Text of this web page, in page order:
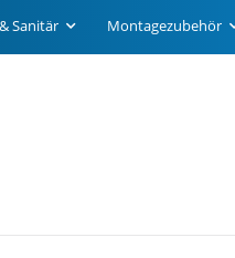
Sanitär Montagezubehör